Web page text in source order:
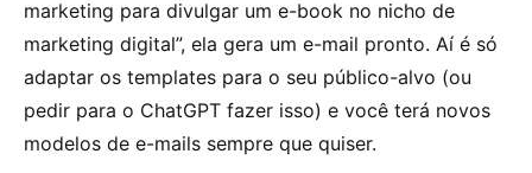
marketing para divulgar um e-book no nicho de
marketing digital”, ela gera um e-mail pronto. Aí é só
adaptar os templates para o seu público-alvo (ou
pedir para o ChatGPT fazer isso) e você terá novos
modelos de e-mails sempre que quiser.